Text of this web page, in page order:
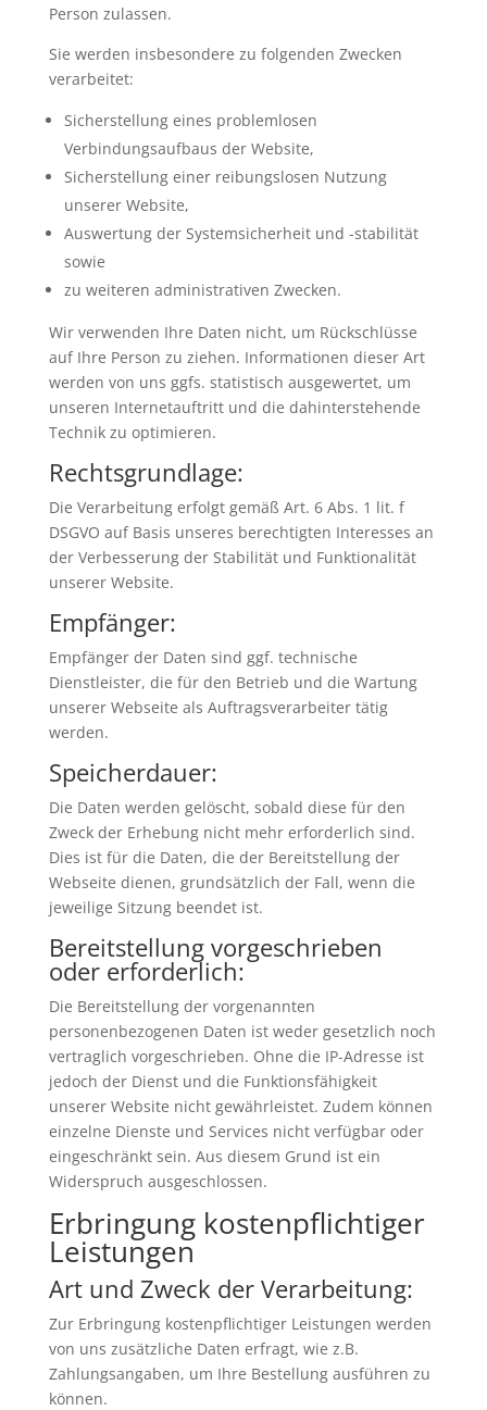
Person zulassen.
Sie werden insbesondere zu folgenden Zwecken
verarbeitet:
Sicherstellung eines problemlosen
Verbindungsaufbaus der Website,
Sicherstellung einer reibungslosen Nutzung
unserer Website,
Auswertung der Systemsicherheit und -stabilität
sowie
zu weiteren administrativen Zwecken.
Wir verwenden Ihre Daten nicht, um Rückschlüsse
auf Ihre Person zu ziehen. Informationen dieser Art
werden von uns ggfs. statistisch ausgewertet, um
unseren Internetauftritt und die dahinterstehende
Technik zu optimieren.
Rechtsgrundlage:
Die Verarbeitung erfolgt gemäß Art. 6 Abs. 1 lit. f
DSGVO auf Basis unseres berechtigten Interesses an
der Verbesserung der Stabilität und Funktionalität
unserer Website.
Empfänger:
Empfänger der Daten sind ggf. technische
Dienstleister, die für den Betrieb und die Wartung
unserer Webseite als Auftragsverarbeiter tätig
werden.
Speicherdauer:
Die Daten werden gelöscht, sobald diese für den
Zweck der Erhebung nicht mehr erforderlich sind.
Dies ist für die Daten, die der Bereitstellung der
Webseite dienen, grundsätzlich der Fall, wenn die
jeweilige Sitzung beendet ist.
Bereitstellung vorgeschrieben
oder erforderlich:
Die Bereitstellung der vorgenannten
personenbezogenen Daten ist weder gesetzlich noch
vertraglich vorgeschrieben. Ohne die IP-Adresse ist
jedoch der Dienst und die Funktionsfähigkeit
unserer Website nicht gewährleistet. Zudem können
einzelne Dienste und Services nicht verfügbar oder
eingeschränkt sein. Aus diesem Grund ist ein
Widerspruch ausgeschlossen.
Erbringung kostenpflichtiger
Leistungen
Art und Zweck der Verarbeitung:
Zur Erbringung kostenpflichtiger Leistungen werden
von uns zusätzliche Daten erfragt, wie z.B.
Zahlungsangaben, um Ihre Bestellung ausführen zu
können.